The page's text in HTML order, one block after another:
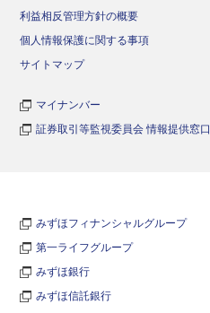
利益相反管理方針の概要
個人情報保護に関する事項
サイトマップ
マイナンバー
証券取引等監視委員会 情報提供窓口
みずほフィナンシャルグループ
第一ライフグループ
みずほ銀行
みずほ信託銀行